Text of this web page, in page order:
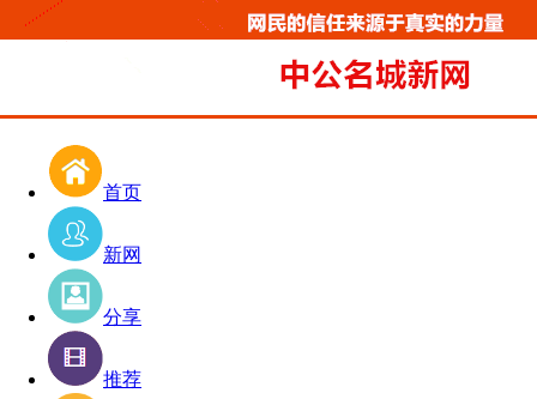
首页
新网
分享
推荐